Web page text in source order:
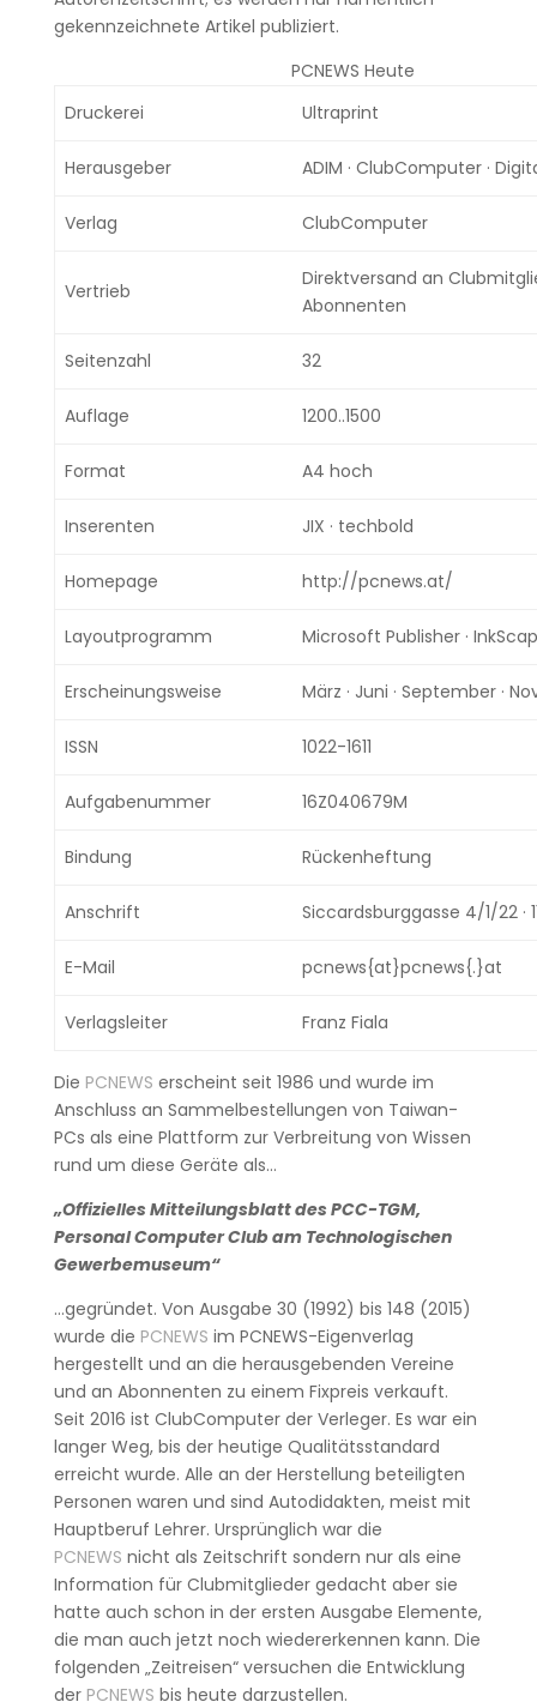
gekennzeichnete Artikel publiziert.
PCNEWS Heute
Druckerei
Ultraprint
Herausgeber ADIM · ClubComputer ·
Verlag ClubComputer
Vertrieb
Direktversand an
Abonnenten
Seitenzahl 32
Auflage 1200..1500
Format A4 hoch
Inserenten JIX · techbold
Homepage http://pcnews.at/
Layoutprogramm Microsoft Publisher ·
Erscheinungsweise März · Juni · September ·
ISSN 1022-1611
Aufgabenummer 16Z040679M
Bindung Rückenheftung
Anschrift Siccardsburggasse 4/1/22 ·
E-Mail pcnews{at}pcnews{.}at
Verlagsleiter Franz Fiala
Die PCNEWS erscheint seit 1986 und wurde im
Anschluss an Sammelbestellungen von Taiwan-
PCs als eine Plattform zur Verbreitung von Wissen
rund um diese Geräte als…
„Offizielles Mitteilungsblatt des PCC-TGM,
Personal Computer Club am Technologischen
Gewerbemuseum“
…gegründet. Von Ausgabe 30 (1992) bis 148 (2015)
wurde die PCNEWS im PCNEWS-Eigenverlag
hergestellt und an die herausgebenden Vereine
und an Abonnenten zu einem Fixpreis verkauft.
Seit 2016 ist ClubComputer der Verleger. Es war ein
langer Weg, bis der heutige Qualitätsstandard
erreicht wurde. Alle an der Herstellung beteiligten
Personen waren und sind Autodidakten, meist mit
Hauptberuf Lehrer. Ursprünglich war die
PCNEWS nicht als Zeitschrift sondern nur als eine
Information für Clubmitglieder gedacht aber sie
hatte auch schon in der ersten Ausgabe Elemente,
die man auch jetzt noch wiedererkennen kann. Die
folgenden „Zeitreisen“ versuchen die Entwicklung
der PCNEWS bis heute darzustellen.